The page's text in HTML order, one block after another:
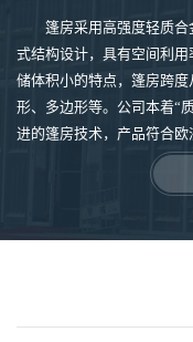
篷房采用高强度轻质
式结构设计，具有空间利
储体积小的特点，篷房跨
形、多边形等。公司本着“
进的篷房技术，产品符合
过长期的努力和拼搏，我
厚的技术支持、良好的团